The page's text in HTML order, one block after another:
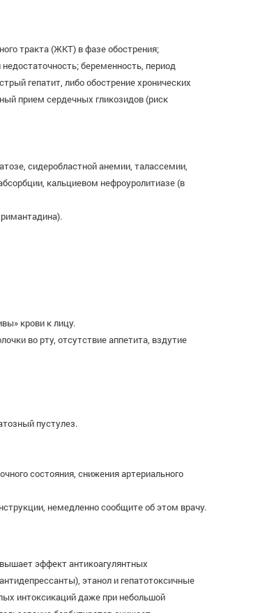
тракта (ЖКТ) в фазе обострения;
беременность, период
гепатит, либо обострение хронических
прием сердечных гликозидов (риск
сидеробластной анемии, талассемии,
кальциевом нефроуролитиазе (в
крови к лицу.
во рту, отсутствие аппетита, вздутие
пустулез.
состояния, снижения артериального
немедленно сообщите об этом врачу.
эффект антикоагулянтных
этанол и гепатотоксичные
интоксикаций даже при небольшой